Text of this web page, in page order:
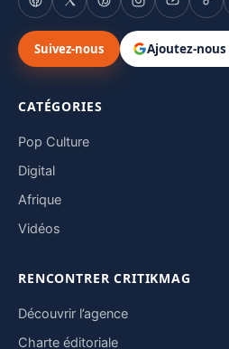
Suivez-nous Ajoutez-
CATÉGORIES
Pop Culture
Digital
Afrique
Vidéos
RENCONTRER CRITIKMAG
Découvrir l’agence
Charte éditoriale